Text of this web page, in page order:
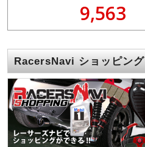
9,563
RacersNavi ショッピング